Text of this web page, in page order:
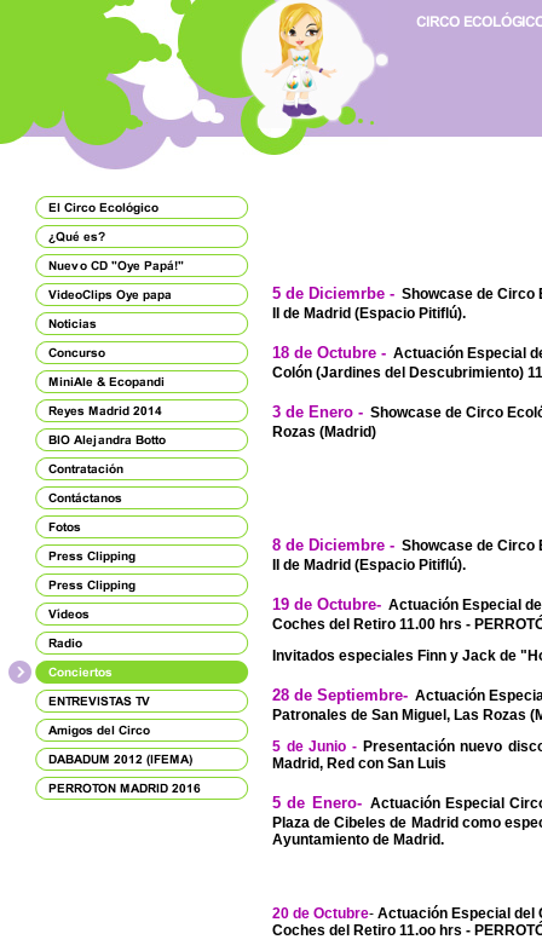
5 de Diciemrbe - Showcase de Circo
II de Madrid (Espacio Pitiflú).
18 de Octubre - Actuación Especial
Colón (Jardines del Descubrimiento)
3 de Enero - Showcase de Circo
Rozas (Madrid)
8 de Diciembre - Showcase de Circo
II de Madrid (Espacio Pitiflú).
19 de Octubre- Actuación Especial
Coches del Retiro 11.00 hrs -
Invitados especiales Finn y Jack de
28 de Septiembre- Actuación
Patronales de San Miguel, Las Rozas
5 de Junio - Presentación nuevo
Madrid, Red con San Luis
5 de Enero- Actuación Especial
Plaza de Cibeles de Madrid como
Ayuntamiento de Madrid.
20 de Octubre- Actuación Especial del
Coches del Retiro 11.oo hrs -